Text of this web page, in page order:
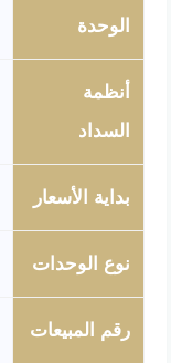
الوحدة
أنظمة
السداد
بداية الأسعار
نوع الوحدات
رقم المبيعات